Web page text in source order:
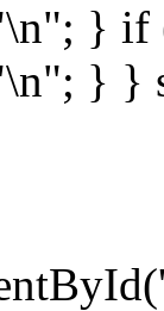
}
} }